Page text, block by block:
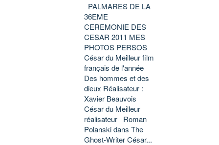
PALMARES DE LA
36EME
CEREMONIE DES
CESAR 2011 MES
PHOTOS PERSOS
César du Meilleur film
français de l'année
Des hommes et des
dieux Réalisateur :
Xavier Beauvois
César du Meilleur
réalisateur Roman
Polanski dans The
Ghost-Writer César...